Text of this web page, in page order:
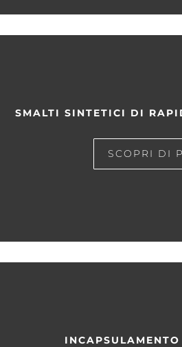
SMALTI SINTETICI DI
SCOPRI DI